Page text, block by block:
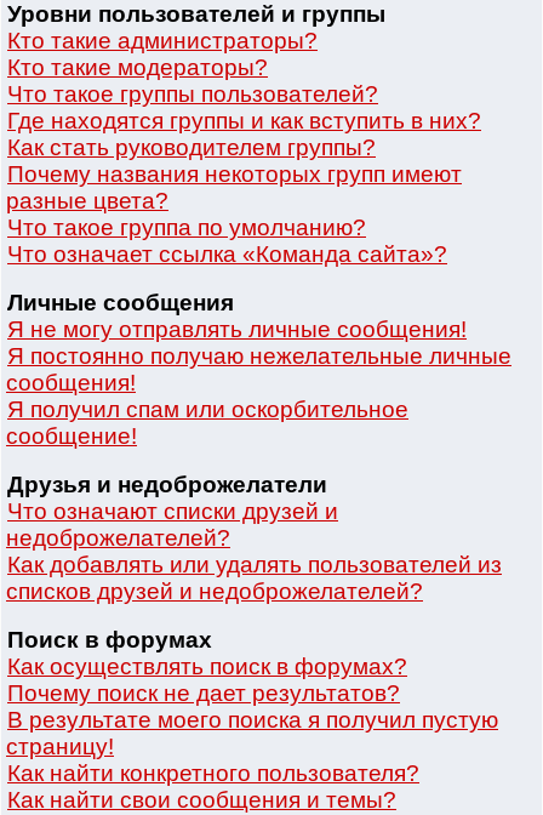
Уровни пользователей и группы
Кто такие администраторы?
Кто такие модераторы?
Что такое группы пользователей?
Где находятся группы и как вступить в них?
Как стать руководителем группы?
Почему названия некоторых групп имеют
разные цвета?
Что такое группа по умолчанию?
Что означает ссылка «Команда сайта»?
Личные сообщения
Я не могу отправлять личные сообщения!
Я постоянно получаю нежелательные личные
сообщения!
Я получил спам или оскорбительное
сообщение!
Друзья и недоброжелатели
Что означают списки друзей и
недоброжелателей?
Как добавлять или удалять пользователей из
списков друзей и недоброжелателей?
Поиск в форумах
Как осуществлять поиск в форумах?
Почему поиск не дает результатов?
В результате моего поиска я получил пустую
страницу!
Как найти конкретного пользователя?
Как найти свои сообщения и темы?